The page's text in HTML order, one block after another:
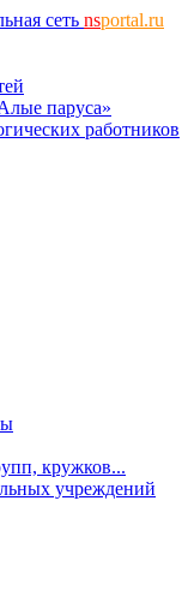
сеть nsportal.ru
паруса»
работников
кружков...
учреждений